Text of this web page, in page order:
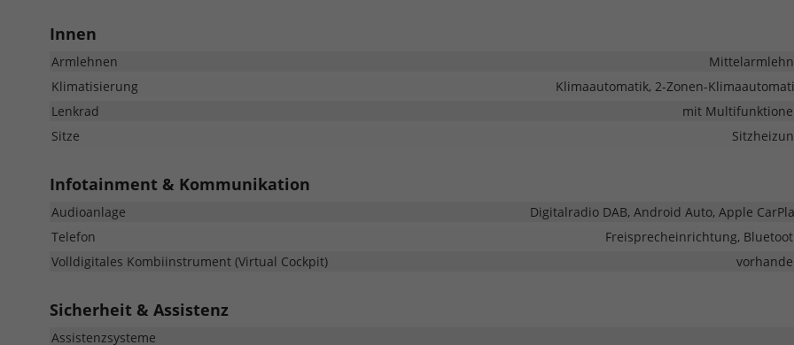
Innen
Armlehnen
Klimatisierung
Klimaautomatik, 2-Zonen-
Lenkrad
mit
Sitze
Infotainment & Kommunikation
Audioanlage
Digitalradio DAB, Android Auto, Apple
Telefon
Freisprecheinrichtung,
Volldigitales Kombiinstrument (Virtual Cockpit)
Sicherheit & Assistenz
Assistenzsysteme